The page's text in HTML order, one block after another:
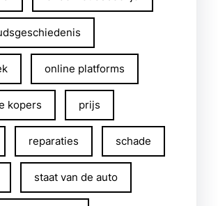
online platforms
kopers prijs
reparaties schade
staat van de auto